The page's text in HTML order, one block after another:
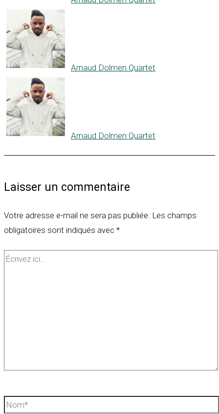
Arnaud Dolmen Quartet
Arnaud Dolmen Quartet
Laisser un commentaire
Votre adresse e-mail ne sera pas publiée. Les champs
obligatoires sont indiqués avec *
Écrivez
Nom*